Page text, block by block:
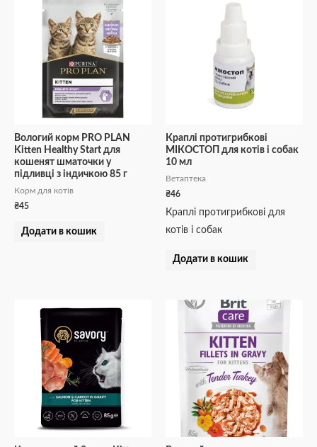
Вологий корм PRO PLAN
Kitten Healthy Start для
кошенят шматочки у
підливці з індичкою 85 г
Корм для котів
₴45
Додати в кошик
Краплі протигрибкові
МІКОСТОП для котів і собак
10 мл
Ветаптека
₴46
Краплі протигрибкові для
котів і собак
Додати в кошик